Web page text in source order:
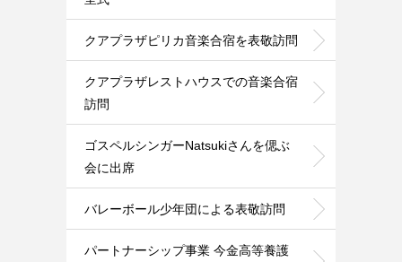
クアプラザピリカ音楽合宿を表敬訪問
クアプラザレストハウスでの音楽合宿
訪問
ゴスペルシンガーNatsukiさんを偲ぶ
会に出席
バレーボール少年団による表敬訪問
パートナーシップ事業 今金高等養護